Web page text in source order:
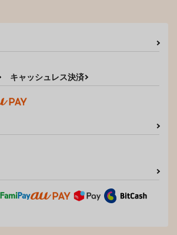
キャッシュレス決済